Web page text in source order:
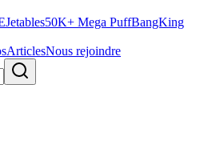
Jetables50K+ Mega PuffBangKing
ArticlesNous rejoindre